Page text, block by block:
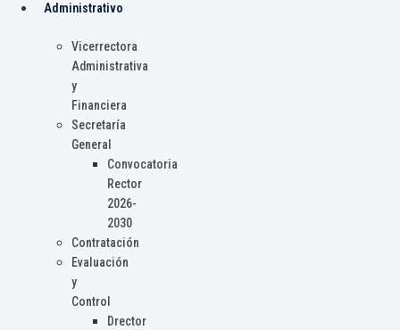
Administrativo
Vicerrectora
Administrativa
y
Financiera
Secretaría
General
Convocatoria
Rector
2026-
2030
Contratación
Evaluación
y
Control
Drector